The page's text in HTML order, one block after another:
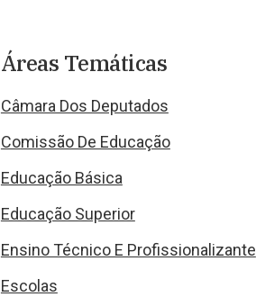
Áreas Temáticas
Câmara Dos Deputados
Comissão De Educação
Educação Básica
Educação Superior
Ensino Técnico E Profissionalizante
Escolas